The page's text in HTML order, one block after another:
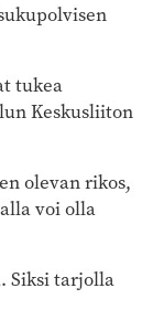
tukea
Keskusliiton
olevan rikos,
voi olla
Siksi tarjolla